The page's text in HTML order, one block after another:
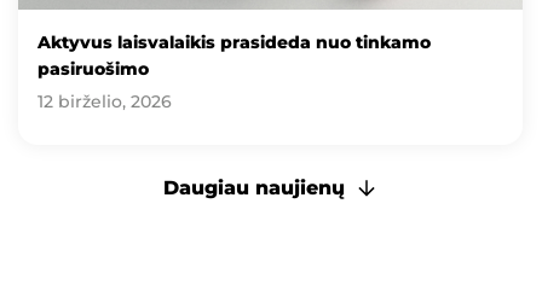
Aktyvus laisvalaikis prasideda nuo tinkamo
pasiruošimo
12 birželio, 2026
Daugiau naujienų